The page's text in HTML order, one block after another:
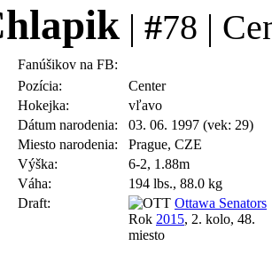
| #78 |
Fanúšikov na FB:
Pozícia:
Center
Hokejka:
vľavo
Dátum narodenia:
03. 06. 1997 (vek: 29)
Miesto narodenia:
Prague, CZE
Výška:
6-2, 1.88m
Váha:
194 lbs., 88.0 kg
Draft:
Ottawa Senators
Rok 2015, 2. kolo, 48.
miesto